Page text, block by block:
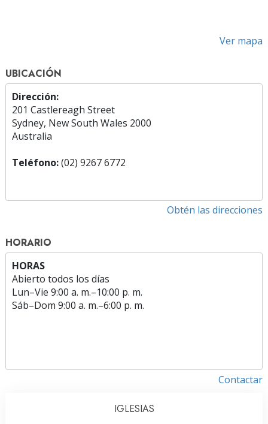
Ver mapa
UBICACIÓN
Dirección:
201 Castlereagh Street
Sydney, New South Wales 2000
Australia
Teléfono:(02) 9267 6772
Obtén las direcciones
HORARIO
HORAS
Abierto todos los días
Lun–Vie 9:00 a. m.–10:00 p. m.
Sáb–Dom 9:00 a. m.–6:00 p. m.
Contactar
IGLESIAS